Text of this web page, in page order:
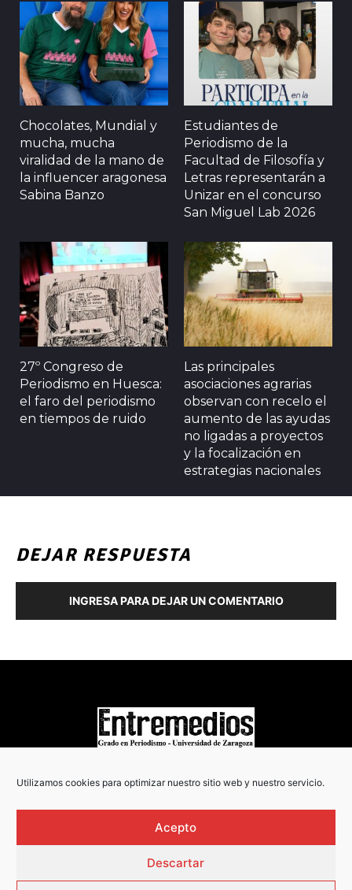
Utilizamos cookies para optimizar nuestro sitio web y nuestro servicio.
Acepto
Descartar
Chocolates, Mundial y
mucha, mucha
viralidad de la mano de
la influencer aragonesa
Sabina Banzo
Estudiantes de
Periodismo de la
Facultad de Filosofía y
Letras representarán a
Unizar en el concurso
San Miguel Lab 2026
27º Congreso de
Periodismo en Huesca:
el faro del periodismo
en tiempos de ruido
Las principales
asociaciones agrarias
observan con recelo el
aumento de las ayudas
no ligadas a proyectos
y la focalización en
estrategias nacionales
DEJAR RESPUESTA
INGRESA PARA DEJAR UN COMENTARIO